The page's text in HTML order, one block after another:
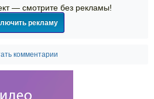
— смотрите без рекламы!
рекламу
комментарии